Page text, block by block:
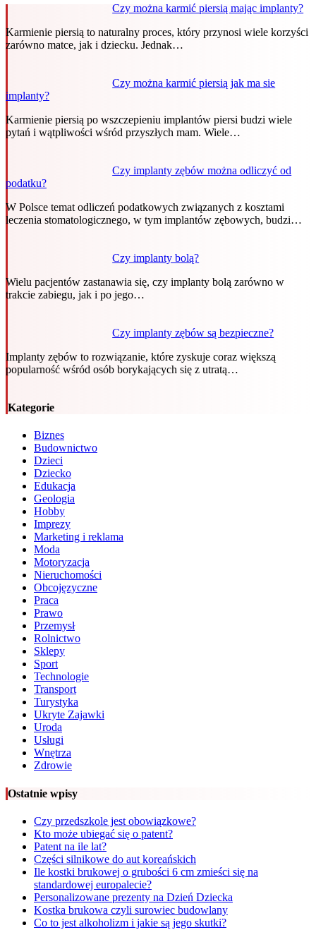
Czy można karmić piersią mając implanty?
Karmienie piersią to naturalny proces, który przynosi wiele korzyści
zarówno matce, jak i dziecku. Jednak…
Czy można karmić piersią jak ma sie
implanty?
Karmienie piersią po wszczepieniu implantów piersi budzi wiele
pytań i wątpliwości wśród przyszłych mam. Wiele…
Czy implanty zębów można odliczyć od
podatku?
W Polsce temat odliczeń podatkowych związanych z kosztami
leczenia stomatologicznego, w tym implantów zębowych, budzi…
Czy implanty bolą?
Wielu pacjentów zastanawia się, czy implanty bolą zarówno w
trakcie zabiegu, jak i po jego…
Czy implanty zębów są bezpieczne?
Implanty zębów to rozwiązanie, które zyskuje coraz większą
popularność wśród osób borykających się z utratą…
Kategorie
Biznes
Budownictwo
Dzieci
Dziecko
Edukacja
Geologia
Hobby
Imprezy
Marketing i reklama
Moda
Motoryzacja
Nieruchomości
Obcojęzyczne
Praca
Prawo
Przemysł
Rolnictwo
Sklepy
Sport
Technologie
Transport
Turystyka
Ukryte Zajawki
Uroda
Usługi
Wnętrza
Zdrowie
Ostatnie wpisy
Czy przedszkole jest obowiązkowe?
Kto może ubiegać się o patent?
Patent na ile lat?
Części silnikowe do aut koreańskich
Ile kostki brukowej o grubości 6 cm zmieści się na
standardowej europalecie?
Personalizowane prezenty na Dzień Dziecka
Kostka brukowa czyli surowiec budowlany
Co to jest alkoholizm i jakie są jego skutki?